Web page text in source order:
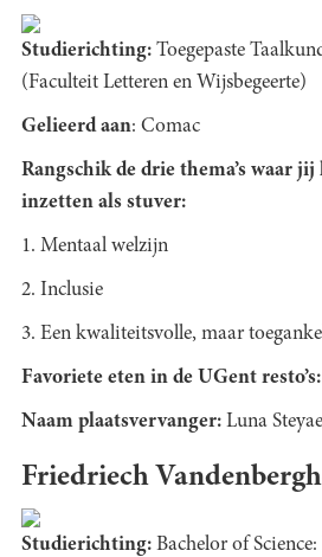
Studierichting: Toegepaste
(Faculteit Letteren en Wijsbegeerte)
Gelieerd aan: Comac
Rangschik de drie thema’s waar
inzetten als stuver:
1. Mentaal welzijn
2. Inclusie
3. Een kwaliteitsvolle, maar
Favoriete eten in de UGent resto’s:
Naam plaatsvervanger: Luna
Friedriech
Studierichting: Bachelor of